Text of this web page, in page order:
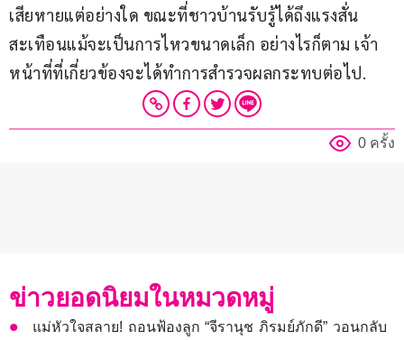
เสียหายแต่อย่างใด ขณะที่ชาวบ้านรับรู้ได้ถึงแรงสั่น
สะเทือนแม้จะเป็นการไหวขนาดเล็ก อย่างไรก็ตาม เจ้า
หน้าที่ที่เกี่ยวข้องจะได้ทำการสำรวจผลกระทบต่อไป.
0 ครั้ง
ข่าวยอดนิยมในหมวดหมู่
แม่หัวใจสลาย! ถอนฟ้องลูก “จีรานุช ภิรมย์ภักดี” วอนกลับ